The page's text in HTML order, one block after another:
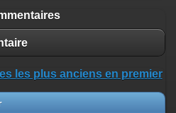
les plus anciens en premier